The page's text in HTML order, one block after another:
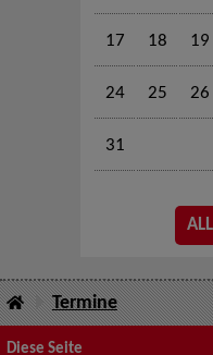
17 18 19
24 25 26
31
Termine
Diese Seite